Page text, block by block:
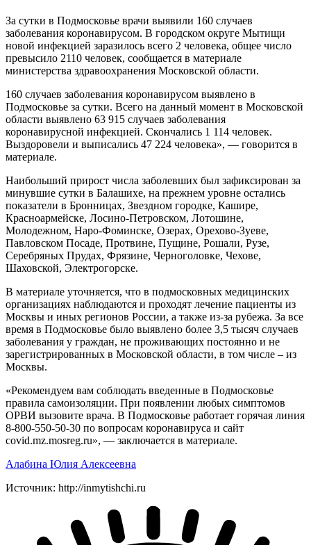
За сутки в Подмосковье врачи выявили 160 случаев
заболевания коронавирусом. В городском округе Мытищи
новой инфекцией заразилось всего 2 человека, общее число
превысило 2110 человек, сообщается в материале
министерства здравоохранения Московской области.
160 случаев заболевания коронавирусом выявлено в
Подмосковье за сутки. Всего на данный момент в Московской
области выявлено 63 915 случаев заболевания
коронавирусной инфекцией. Скончались 1 114 человек.
Выздоровели и выписались 47 224 человека», — говорится в
материале.
Наибольший прирост числа заболевших был зафиксирован за
минувшие сутки в Балашихе, на прежнем уровне остались
показатели в Бронницах, Звездном городке, Кашире,
Красноармейске, Лосино-Петровском, Лотошине,
Молодежном, Наро-Фоминске, Озерах, Орехово-Зуеве,
Павловском Посаде, Протвине, Пущине, Рошали, Рузе,
Серебряных Прудах, Фрязине, Черноголовке, Чехове,
Шаховской, Электрогорске.
В материале уточняется, что в подмосковных медицинских
организациях наблюдаются и проходят лечение пациенты из
Москвы и иных регионов России, а также из-за рубежа. За все
время в Подмосковье было выявлено более 3,5 тысяч случаев
заболевания у граждан, не проживающих постоянно и не
зарегистрированных в Московской области, в том числе – из
Москвы.
«Рекомендуем вам соблюдать введенные в Подмосковье
правила самоизоляции. При появлении любых симптомов
ОРВИ вызовите врача. В Подмосковье работает горячая линия
8-800-550-50-30 по вопросам коронавируса и сайт
covid.mz.mosreg.ru», — заключается в материале.
Алабина Юлия Алексеевна
Источник: http://inmytishchi.ru